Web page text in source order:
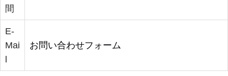
間
E-
Mai
l
お問い合わせフォーム